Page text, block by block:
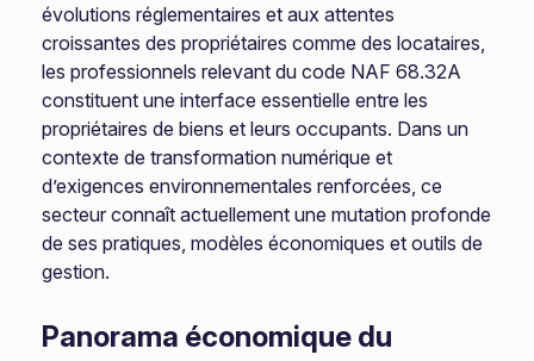
évolutions réglementaires et aux attentes
croissantes des propriétaires comme des locataires,
les professionnels relevant du code NAF 68.32A
constituent une interface essentielle entre les
propriétaires de biens et leurs occupants. Dans un
contexte de transformation numérique et
d’exigences environnementales renforcées, ce
secteur connaît actuellement une mutation profonde
de ses pratiques, modèles économiques et outils de
gestion.
Panorama économique du